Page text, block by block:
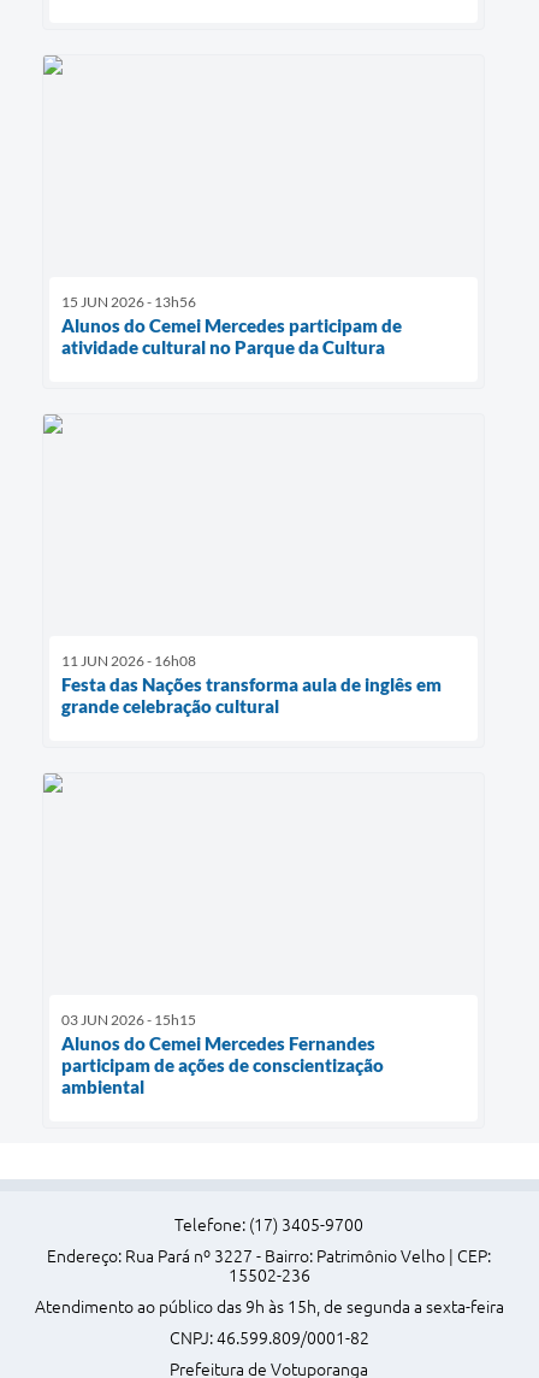
15 JUN 2026 - 13h56
Alunos do Cemei Mercedes participam de
atividade cultural no Parque da Cultura
11 JUN 2026 - 16h08
Festa das Nações transforma aula de inglês em
grande celebração cultural
03 JUN 2026 - 15h15
Alunos do Cemei Mercedes Fernandes
participam de ações de conscientização
ambiental
Telefone: (17) 3405-9700
Endereço: Rua Pará nº 3227 - Bairro: Patrimônio Velho | CEP:
15502-236
Atendimento ao público das 9h às 15h, de segunda a sexta-feira
CNPJ: 46.599.809/0001-82
Prefeitura de Votuporanga